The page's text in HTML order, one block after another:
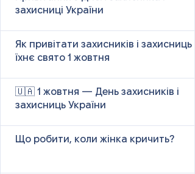
захисниці України
Як привітати захисників і захисниць у
їхнє свято 1 жовтня
🇺🇦 1 жовтня — День захисників і
захисниць України
Що робити, коли жінка кричить?